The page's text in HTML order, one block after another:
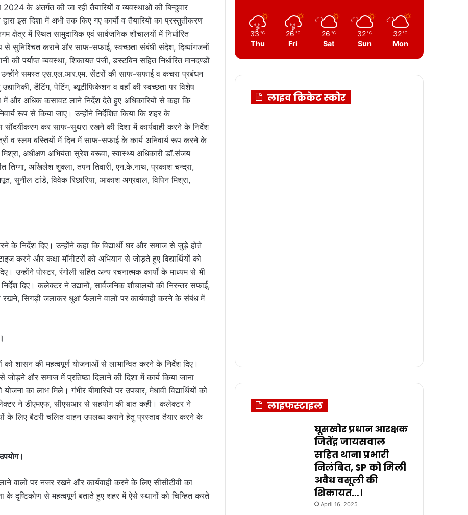
के अंतर्गत की जा रही तैयारियों व व्यवस्थाओं की बिन्दुवार
इस दिशा में अभी तक किए गए कार्यो व तैयारियों का प्रस्तुतीकरण
में स्थित सामुदायिक एवं सार्वजनिक शौचालयों में निर्धारित
सुनिश्चित कराने और साफ-सफाई, स्वच्छता संबंधी संदेश, दिव्यांगजनों
की पर्याप्त व्यवस्था, शिकायत पंजी, डस्टबिन सहित निर्धारित मानदण्डों
समस्त एस.एल.आर.एम. सेंटरों की साफ-सफाई व कचरा प्रबंधन
डेंटिंग, पेटिंग, ब्यूटीफिकेशन व वहॉं की स्वच्छता पर विशेष
और अधिक कसावट लाने निर्देश देते हुए अधिकारियों से कहा कि
रूप से किया जाए। उन्होंने निर्देशित किया कि शहर के
कर साफ-सुथरा रखने की दिशा में कार्यवाही करने के निर्देश
व स्लम बस्तियों में दिन में साफ-सफाई के कार्य अनिवार्य रूप करने के
अधीक्षण अभियंता सुरेश बरूवा, स्वास्थ्य अधिकारी डॉ.संजय
तिग्गा, अखिलेश शुक्ला, तपन तिवारी, एन.के.नाथ, प्रकाश चन्द्रा,
सुनील टांडे, विवेक रिछारिया, आकाश अग्रवाल, विपिन मिश्रा,
के निर्देश दिए। उन्होंने कहा कि विद्यार्थी घर और समाज से जुड़े होते
करने और कक्षा मॉनीटरों को अभियान से जोड़ते हुए विद्यार्थियों को
उन्होंने पोस्टर, रंगोली सहित अन्य रचनात्मक कार्यों के माध्यम से भी
दिए। कलेक्टर ने उद्यानों, सार्वजनिक शौचालयों की निरन्तर सफाई,
रखने, सिगड़ी जलाकर धुआं फैलाने वालों पर कार्यवाही करने के संबंध में
शासन की महत्वपूर्ण योजनाओं से लाभान्वित करने के निर्देश दिए।
और समाज में प्रतिष्ठा दिलाने की दिशा में कार्य किया जाना
का लाभ मिले। गंभीर बीमारियों पर उपचार, मेधावी विद्यार्थियों को
ने डीएमएफ, सीएसआर से सहयोग की बात कही। कलेक्टर ने
के लिए बैटरी चलित वाहन उपलब्ध कराने हेतु प्रस्ताव तैयार करने के
वालों पर नजर रखने और कार्यवाही करने के लिए सीसीटीवी का
के दृष्टिकोण से महत्वपूर्ण बताते हुए शहर में ऐसे स्थानों को चिन्हित करते
33 ℃
Thu
26 ℃
Fri
26 ℃
Sat
32 ℃
Sun
32 ℃
Mon
लाइव क्रिकेट स्कोर
लाइफस्टाइल
घूसखोर प्रधान आरक्षक
जितेंद्र जायसवाल
सहित थाना प्रभारी
निलंबित, SP को मिली
अवैध वसूली की
शिकायत…।
April 16, 2025